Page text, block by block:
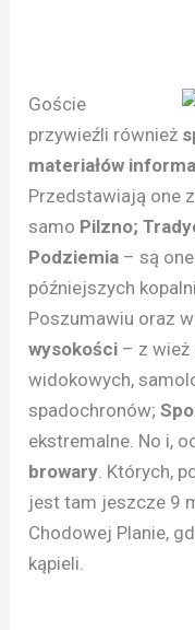
Goście
przywieźli również
materiałów
Przedstawiają one
samo Pilzno;
Podziemia – są
późniejszych
Poszumawiu oraz
wysokości – z wież
widokowych,
spadochronów;
ekstremalne. No i,
browary. Których,
jest tam jeszcze 9
Chodowej Planie,
kąpieli.